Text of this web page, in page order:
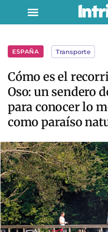
ESPAÑA Transporte
Cómo es el
Oso: un sendero
para conocer lo
como paraíso